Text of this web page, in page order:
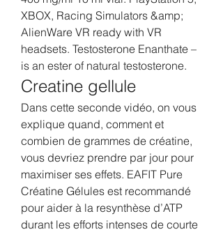
XBOX, Racing Simulators &amp;
AlienWare VR ready with VR
headsets. Testosterone Enanthate –
is an ester of natural testosterone.
Creatine gellule
Dans cette seconde vidéo, on vous
explique quand, comment et
combien de grammes de créatine,
vous devriez prendre par jour pour
maximiser ses effets. EAFIT Pure
Créatine Gélules est recommandé
pour aider à la resynthèse d’ATP
durant les efforts intenses de courte